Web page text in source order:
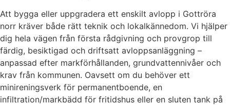
Att bygga eller uppgradera ett enskilt avlopp i Gottröra
norr kräver både rätt teknik och lokalkännedom. Vi hjälper
dig hela vägen från första rådgivning och provgrop till
färdig, besiktigad och driftsatt avloppsanläggning –
anpassad efter markförhållanden, grundvattennivåer och
krav från kommunen. Oavsett om du behöver ett
minireningsverk för permanentboende, en
infiltration/markbädd för fritidshus eller en sluten tank på